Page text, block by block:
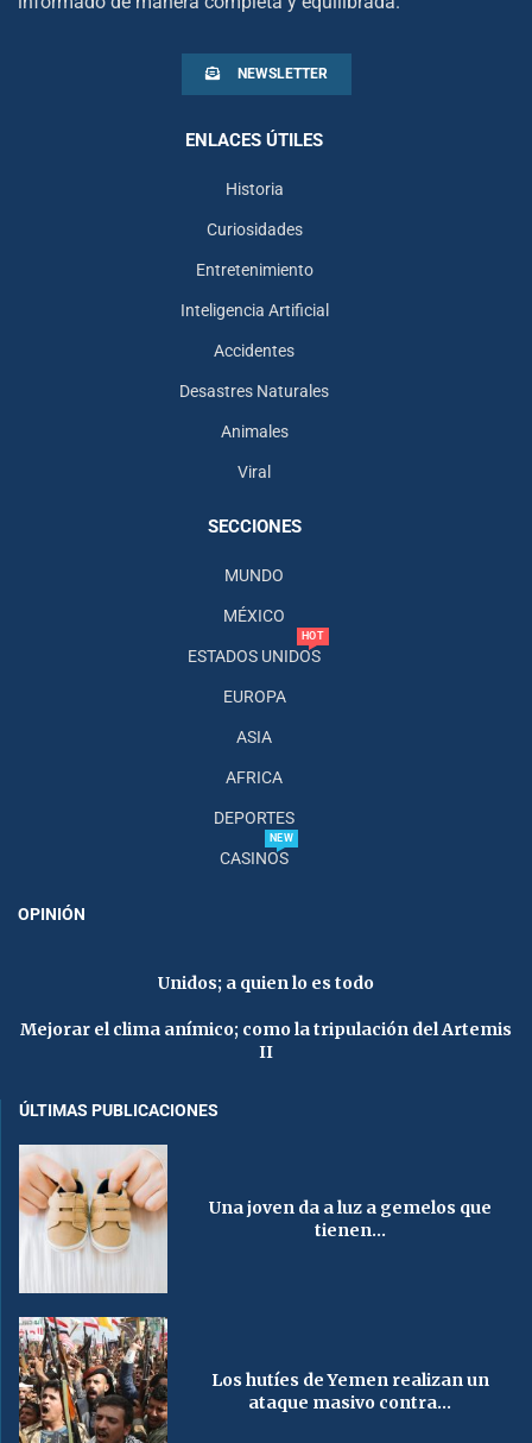
NEWSLETTER
ENLACES ÚTILES
Historia
Curiosidades
Entretenimiento
Inteligencia Artificial
Accidentes
Desastres Naturales
Animales
Viral
SECCIONES
MUNDO
MÉXICO
ESTADOS UNIDOS
HOT
EUROPA
ASIA
AFRICA
DEPORTES
CASINOS
NEW
OPINIÓN
Unidos; a quien lo es todo
Mejorar el clima anímico; como la tripulación del Artemis
II
ÚLTIMAS PUBLICACIONES
Una joven da a luz a gemelos que
tienen...
Los hutíes de Yemen realizan un
ataque masivo contra...